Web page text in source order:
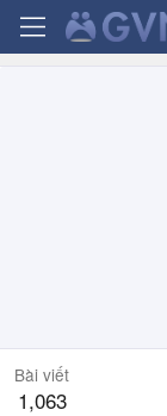
Bài viết
1,063